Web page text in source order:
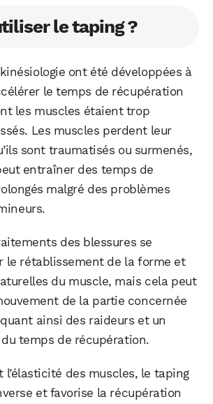
le taping ?
ont été développées à
le temps de récupération
les muscles étaient trop
Les muscles perdent leur
sont traumatisés ou surmenés,
entraîner des temps de
malgré des problèmes
des blessures se
le rétablissement de la forme et
du muscle, mais cela peut
de la partie concernée
ainsi des raideurs et un
temps de récupération.
l’élasticité des muscles, le taping
et favorise la récupération